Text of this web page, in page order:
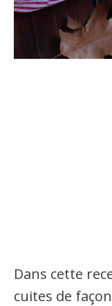
Dans cette
cuites de